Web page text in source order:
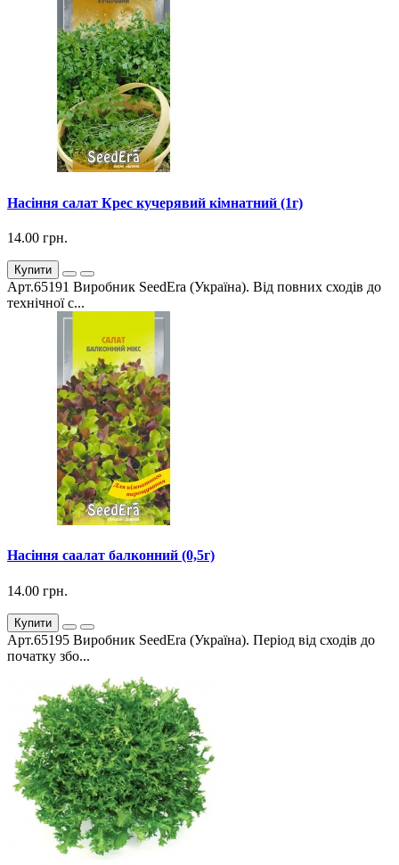
Насіння салат Крес кучерявий кімнатний (1г)
14.00 грн.
Купити
Арт.65191 Виробник SeedEra (Україна). Від повних сходів до
технічної с...
Насіння саалат балконний (0,5г)
14.00 грн.
Купити
Арт.65195 Виробник SeedEra (Україна). Період від сходів до
початку збо...